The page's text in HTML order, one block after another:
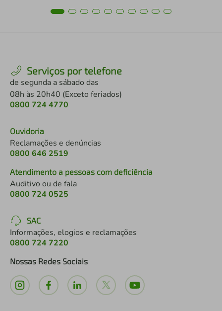
Serviços por telefone
de segunda a sábado das
08h às 20h40 (Exceto feriados)
0800 724 4770
Ouvidoria
Reclamações e denúncias
0800 646 2519
Atendimento a pessoas com deficiência
Auditivo ou de fala
0800 724 0525
SAC
Informações, elogios e reclamações
0800 724 7220
Nossas Redes Sociais